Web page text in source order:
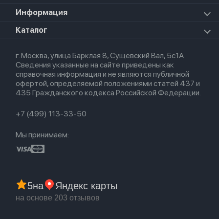
iPad Mini 7 (2024)
Apple Watch Ultra 3
Apple Watch Ultra
Airpods Pro 2
Airpods Max
Airpods 2
Airpods (1-е)
HomePod mini
AirTag
Для AirPods
Для iPhone
Для Apple Watch
Информация
О магазине
Политика конфиденциальности
Оплата и доставка
Партнерская программа
Гарантия
Обмен и возврат
Trade-in
Каталог
Новые поступления
Популярное
Акции
г. Москва, улица Барклая 8, Сущевский Вал, 5с1А
Сведения указанные на сайте приведены как
справочная информация и не являются публичной
офертой, определяемой положениями статей 437 и
435 Гражданского кодекса Российской Федерации.
+7 (499) 113-33-50
Мы принимаем:
5на Яндекс карты
на основе 203 отзывов